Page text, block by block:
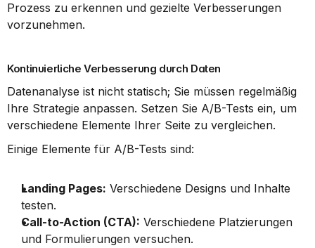
Prozess zu erkennen und gezielte Verbesserungen
vorzunehmen.
Kontinuierliche Verbesserung durch Daten
Datenanalyse ist nicht statisch; Sie müssen regelmäßig
Ihre Strategie anpassen. Setzen Sie A/B-Tests ein, um
verschiedene Elemente Ihrer Seite zu vergleichen.
Einige Elemente für A/B-Tests sind:
Landing Pages: Verschiedene Designs und Inhalte
testen.
Call-to-Action (CTA): Verschiedene Platzierungen
und Formulierungen versuchen.